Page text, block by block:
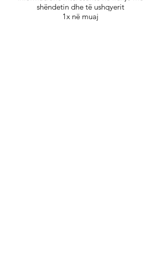
shëndetin dhe të ushqyerit
1x në muaj